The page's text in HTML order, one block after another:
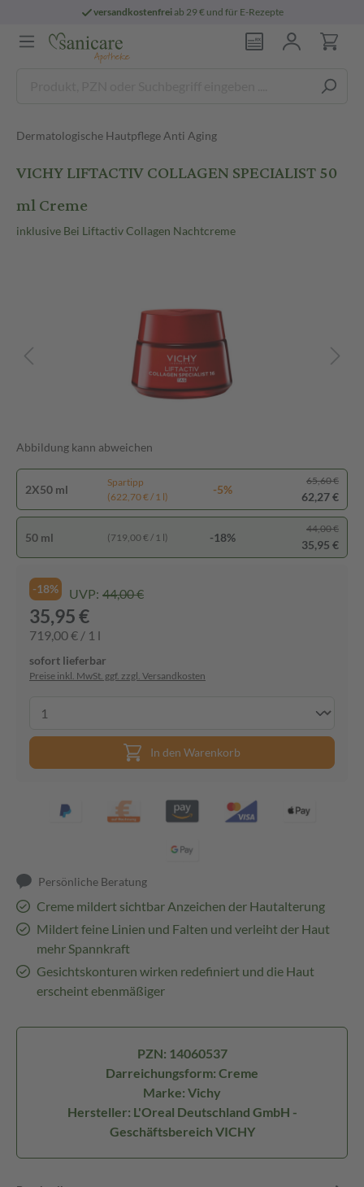
versandkostenfreiab 29 € und für E-Rezepte
Dermatologische Hautpflege Anti Aging
VICHY LIFTACTIV COLLAGEN SPECIALIST 50
ml Creme
inklusive Bei Liftactiv Collagen Nachtcreme
Abbildung kann abweichen
2X50 ml
Spartipp
(622,70 € / 1 l)
-5%
65,60 €
62,27 €
50 ml (719,00 € / 1 l) -18%
44,00 €
35,95 €
-18% UVP: 44,00 €
35,95 €
719,00 € / 1 l
sofort lieferbar
Preise inkl. MwSt. ggf. zzgl. Versandkosten
In den Warenkorb
Persönliche Beratung
Creme mildert sichtbar Anzeichen der Hautalterung
Mildert feine Linien und Falten und verleiht der Haut
mehr Spannkraft
Gesichtskonturen wirken redefiniert und die Haut
erscheint ebenmäßiger
PZN: 14060537
Darreichungsform: Creme
Marke: Vichy
Hersteller: L'Oreal Deutschland GmbH -
Geschäftsbereich VICHY